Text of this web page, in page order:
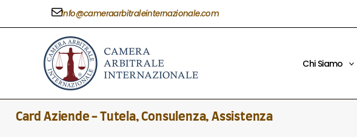
Info@cameraarbitraleinternazionale.com
Chi Siamo
Card Aziende - Tutela, Consulenza, Assistenza